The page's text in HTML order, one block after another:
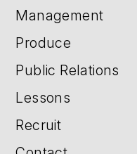
Management
Produce
Public Relations
Lessons
Recruit